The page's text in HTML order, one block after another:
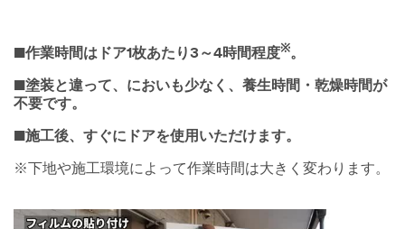
■作業時間はドア1枚あたり3～4時間程度※。
■塗装と違って、においも少なく、養生時間・乾燥時間が
不要です。
■施工後、すぐにドアを使用いただけます。
※下地や施工環境によって作業時間は大きく変わります。